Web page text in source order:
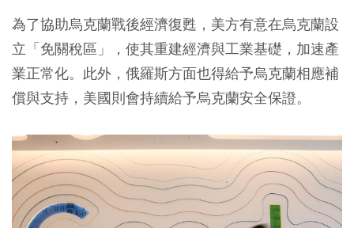
為了協助烏克蘭戰後經濟復甦，美方有意在烏克蘭設
立「免關稅區」，使其重建經濟與工業基礎，加速產
業正常化。此外，俄羅斯方面也得給予烏克蘭相應補
償與支持，美國則會持續給予烏克蘭安全保證。